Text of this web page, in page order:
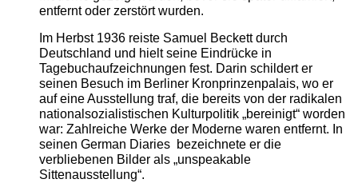
entfernt oder zerstört wurden.
Im Herbst 1936 reiste Samuel Beckett durch
Deutschland und hielt seine Eindrücke in
Tagebuchaufzeichnungen fest. Darin schildert er
seinen Besuch im Berliner Kronprinzenpalais, wo er
auf eine Ausstellung traf, die bereits von der radikalen
nationalsozialistischen Kulturpolitik „bereinigt“ worden
war: Zahlreiche Werke der Moderne waren entfernt. In
seinen German Diaries bezeichnete er die
verbliebenen Bilder als „unspeakable
Sittenausstellung“.